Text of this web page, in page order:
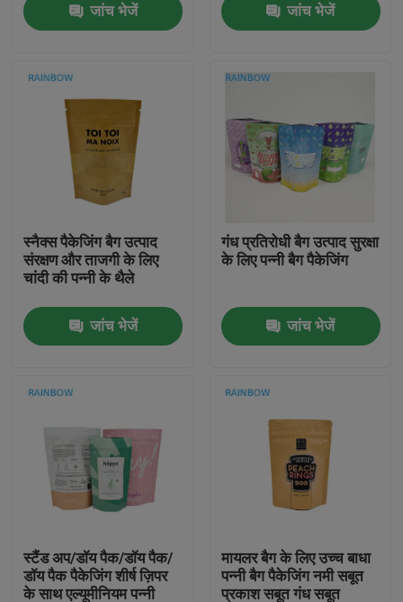
घर
हमारे बारे में
हमसे संपर्क करें
समाचार
प्लास्टिक पाउच पैकेजिंग
टोंटी थैली पैकेजिंग
जांच भेजें
जांच भेजें
स्नैक्स पैकेजिंग बैग उत्पाद
संरक्षण और ताजगी के लिए
चांदी की पन्नी के थैले
जांच भेजें
गंध प्रतिरोधी बैग उत्पाद सुरक्षा
के लिए पन्नी बैग पैकेजिंग
जांच भेजें
स्टैंड अप/डॉय पैक/डॉय पैक/
डॉय पैक पैकेजिंग शीर्ष ज़िपर
के साथ एल्यूमीनियम पन्नी
मायलर बैग के लिए उच्च बाधा
पन्नी बैग पैकेजिंग नमी सबूत
प्रकाश सबूत गंध सबूत